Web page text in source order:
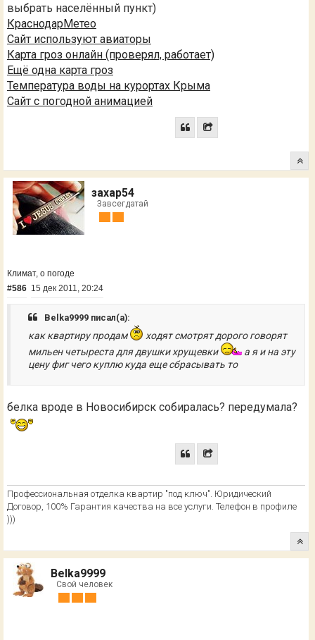
выбрать населённый пункт)
КраснодарМетео
Сайт используют авиаторы
Карта гроз онлайн (проверял, работает)
Ещё одна карта гроз
Температура воды на курортах Крыма
Сайт с погодной анимацией
захар54
Завсегдатай
Климат, о погоде
#586 15 дек 2011, 20:24
Belka9999 писал(а):
как квартиру продам
ходят смотрят дорого говорят
мильен четыреста для двушки хрущевки
а я и на эту
цену фиг чего куплю куда еще сбрасывать то
белка вроде в Новосибирск собиралась? передумала?
Профессиональная отделка квартир "под ключ". Юридический
Договор, 100% Гарантия качества на все услуги. Телефон в профиле
)))
Belka9999
Свой человек